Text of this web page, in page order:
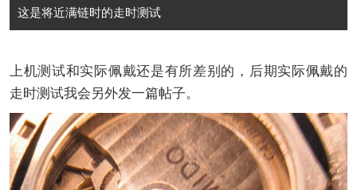
这是将近满链时的走时测试
上机测试和实际佩戴还是有所差别的，后期实际佩戴的
走时测试我会另外发一篇帖子。